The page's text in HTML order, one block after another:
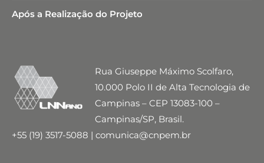
Após a Realização do Projeto
Rua Giuseppe Máximo Scolfaro,
10.000 Polo II de Alta Tecnologia de
Campinas – CEP 13083-100 –
Campinas/SP, Brasil.
+55 (19) 3517-5088 | comunica@cnpem.br